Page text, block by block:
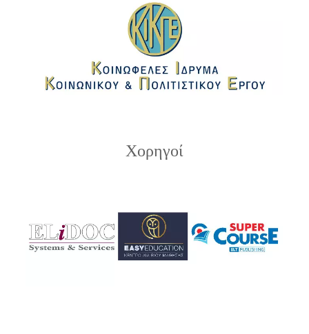
Χορηγοί